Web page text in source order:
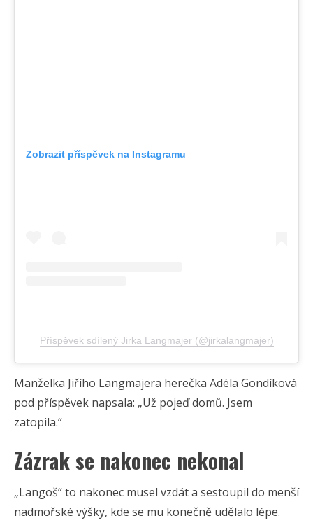
Zobrazit příspěvek na Instagramu
Příspěvek sdílený Jirka Langmajer (@jirkalangmajer)
Manželka Jiřího Langmajera herečka Adéla Gondíková
pod příspěvek napsala: „Už pojeď domů. Jsem
zatopila.“
Zázrak se nakonec nekonal
„Langoš“ to nakonec musel vzdát a sestoupil do menší
nadmořské výšky, kde se mu konečně udělalo lépe.